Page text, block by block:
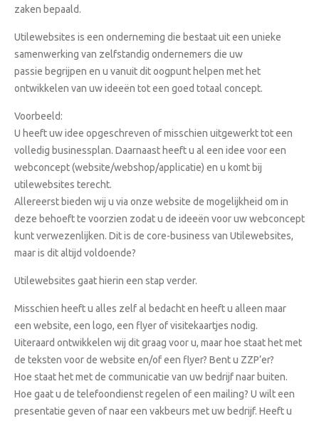
zaken bepaald.
Utilewebsites is een onderneming die bestaat uit een unieke
samenwerking van zelfstandig ondernemers die uw
passie begrijpen en u vanuit dit oogpunt helpen met het
ontwikkelen van uw ideeën tot een goed totaal concept.
Voorbeeld:
U heeft uw idee opgeschreven of misschien uitgewerkt tot een
volledig businessplan. Daarnaast heeft u al een idee voor een
webconcept (website/webshop/applicatie) en u komt bij
utilewebsites terecht.
Allereerst bieden wij u via onze website de mogelijkheid om in
deze behoeft te voorzien zodat u de ideeën voor uw webconcept
kunt verwezenlijken. Dit is de core-business van Utilewebsites,
maar is dit altijd voldoende?
Utilewebsites gaat hierin een stap verder.
Misschien heeft u alles zelf al bedacht en heeft u alleen maar
een website, een logo, een flyer of visitekaartjes nodig.
Uiteraard ontwikkelen wij dit graag voor u, maar hoe staat het met
de teksten voor de website en/of een flyer? Bent u ZZP’er?
Hoe staat het met de communicatie van uw bedrijf naar buiten.
Hoe gaat u de telefoondienst regelen of een mailing? U wilt een
presentatie geven of naar een vakbeurs met uw bedrijf. Heeft u